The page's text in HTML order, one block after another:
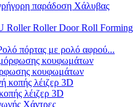
παράδοση Χάλυβας
πόρτας με ρολό αφρού...
κουφωμάτων
λέιζερ 3D